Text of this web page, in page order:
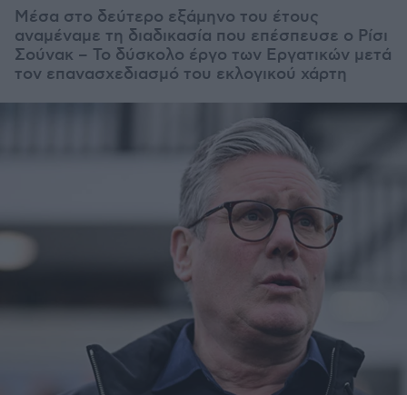
Μέσα στο δεύτερο εξάμηνο του έτους
αναμέναμε τη διαδικασία που επέσπευσε ο Ρίσι
Σούνακ – Το δύσκολο έργο των Εργατικών μετά
τον επανασχεδιασμό του εκλογικού χάρτη